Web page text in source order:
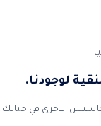
لوجودنا.
الاخرى في حياتك.